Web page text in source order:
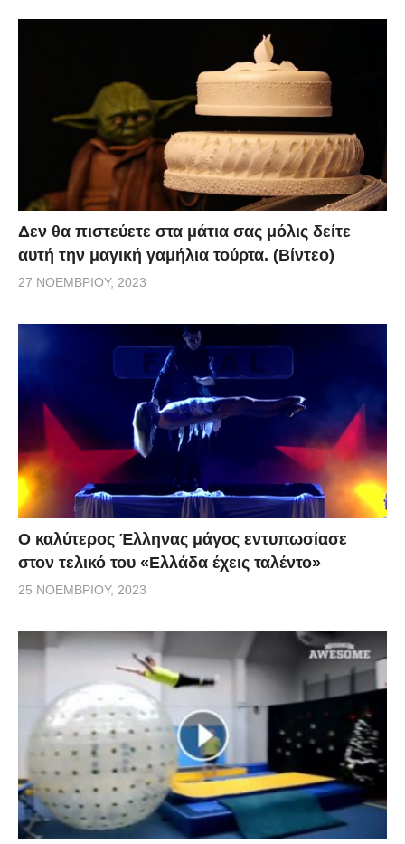
Δεν θα πιστεύετε στα μάτια σας μόλις δείτε
αυτή την μαγική γαμήλια τούρτα. (Βίντεο)
27 ΝΟΕΜΒΡΊΟΥ, 2023
Ο καλύτερος Έλληνας μάγος εντυπωσίασε
στον τελικό του «Ελλάδα έχεις ταλέντο»
25 ΝΟΕΜΒΡΊΟΥ, 2023